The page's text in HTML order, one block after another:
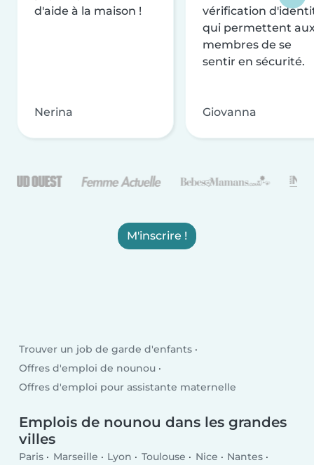
d'aide à la maison !
Nerina
vérification
qui permettent
membres de se
sentir en sécurité.
Giovanna
M'inscrire !
Trouver un job de garde d'enfants
Offres d'emploi de nounou
Offres d'emploi pour assistante maternelle
Emplois de nounou dans les grandes
villes
Paris Marseille Lyon Toulouse Nice
Nantes